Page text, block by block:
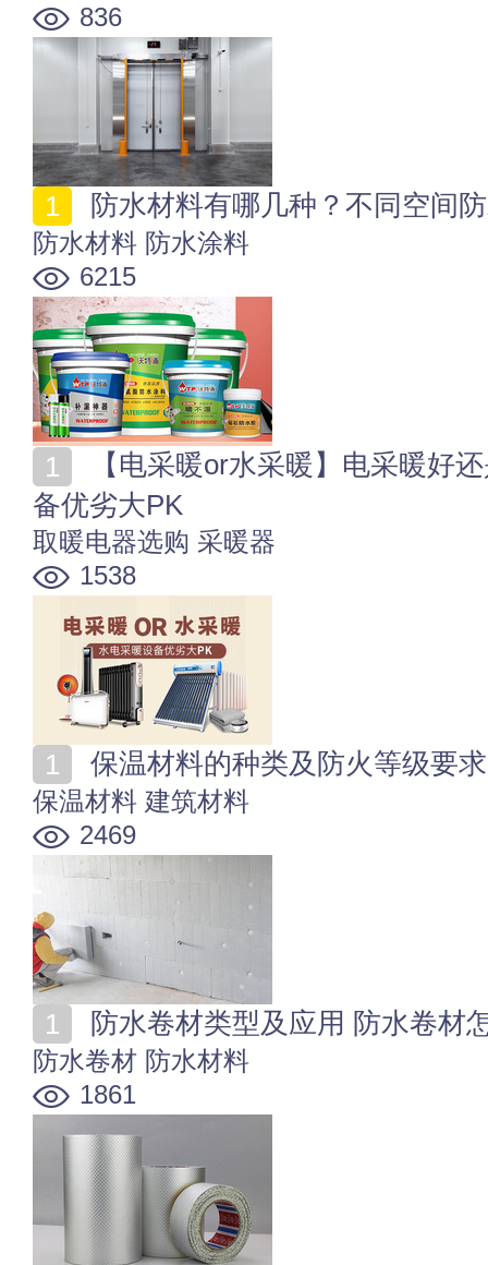
836
防水材料有哪几种？不同空间
防水材料 防水涂料
6215
备优劣大PK
取暖电器选购 采暖器
1538
保温材料的种类及防火等级要
保温材料 建筑材料
2469
防水卷材类型及应用 防水卷材
防水卷材 防水材料
1861